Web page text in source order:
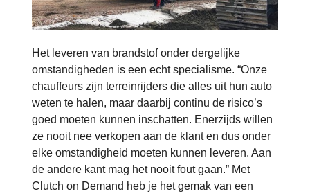
Het leveren van brandstof onder dergelijke
omstandigheden is een echt specialisme. “Onze
chauffeurs zijn terreinrijders die alles uit hun auto
weten te halen, maar daarbij continu de risico’s
goed moeten kunnen inschatten. Enerzijds willen
ze nooit nee verkopen aan de klant en dus onder
elke omstandigheid moeten kunnen leveren. Aan
de andere kant mag het nooit fout gaan.” Met
Clutch on Demand heb je het gemak van een